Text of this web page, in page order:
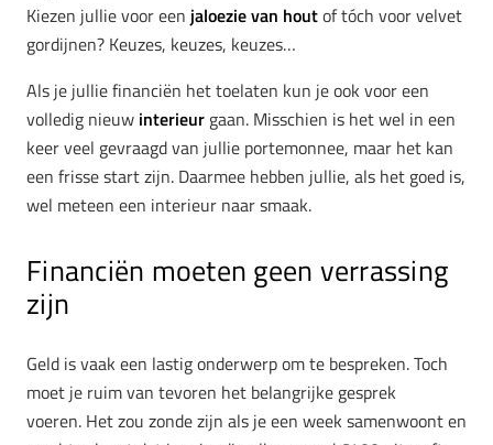
Kiezen jullie voor een jaloezie van houtof tóch voor velvet
gordijnen? Keuzes, keuzes, keuzes…
Als je jullie financiën het toelaten kun je ook voor een
volledig nieuw interieur gaan. Misschien is het wel in een
keer veel gevraagd van jullie portemonnee, maar het kan
een frisse start zijn. Daarmee hebben jullie, als het goed is,
wel meteen een interieur naar smaak.
Financiën moeten geen verrassing
zijn
Geld is vaak een lastig onderwerp om te bespreken. Toch
moet je ruim van tevoren het belangrijke gesprek
voeren. Het zou zonde zijn als je een week samenwoont en